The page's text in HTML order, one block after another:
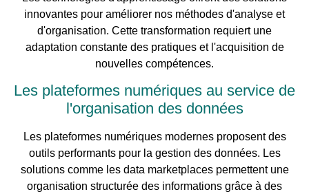
innovantes pour améliorer nos méthodes d'analyse et
d'organisation. Cette transformation requiert une
adaptation constante des pratiques et l'acquisition de
nouvelles compétences.
Les plateformes numériques au service de
l'organisation des données
Les plateformes numériques modernes proposent des
outils performants pour la gestion des données. Les
solutions comme les data marketplaces permettent une
organisation structurée des informations grâce à des